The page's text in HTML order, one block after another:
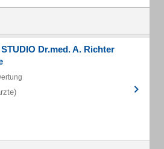
Dr.med. A. Richter